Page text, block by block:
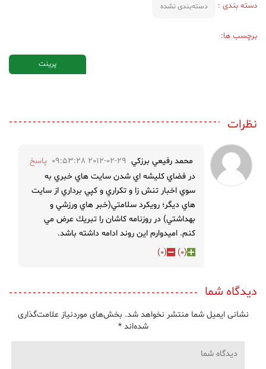
دسته بندی : دسته‌بندی نشده
برچسب ها:
پرینت
نظرات
محمد رفيعي برزكي 2012-02-29 09:53:28
پاسخ
در فضاي كليشه اي شدن سايت هاي خبري به
سوي اخبار تنش زا و تكراري و كپي برداري از سايت
هاي ديگر؛ رويكرد سلامتي(خبر هاي ورزشي و
بهداشتي) در روزنامه كاشان را تبريك عرض مي
كنم. اميدوارم اين روند ادامه داشته باشد.
(
0
)
(
0
)
دیدگاه شما
نشانی ایمیل شما منتشر نخواهد شد. بخش‌های موردنیاز علامت‌گذاری
شده‌اند*